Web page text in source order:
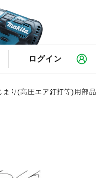
ログイン
まり(高圧エア釘打等)用部品